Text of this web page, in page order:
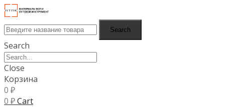
Search
Search
Close
Корзина
0 ₽
0 ₽Cart